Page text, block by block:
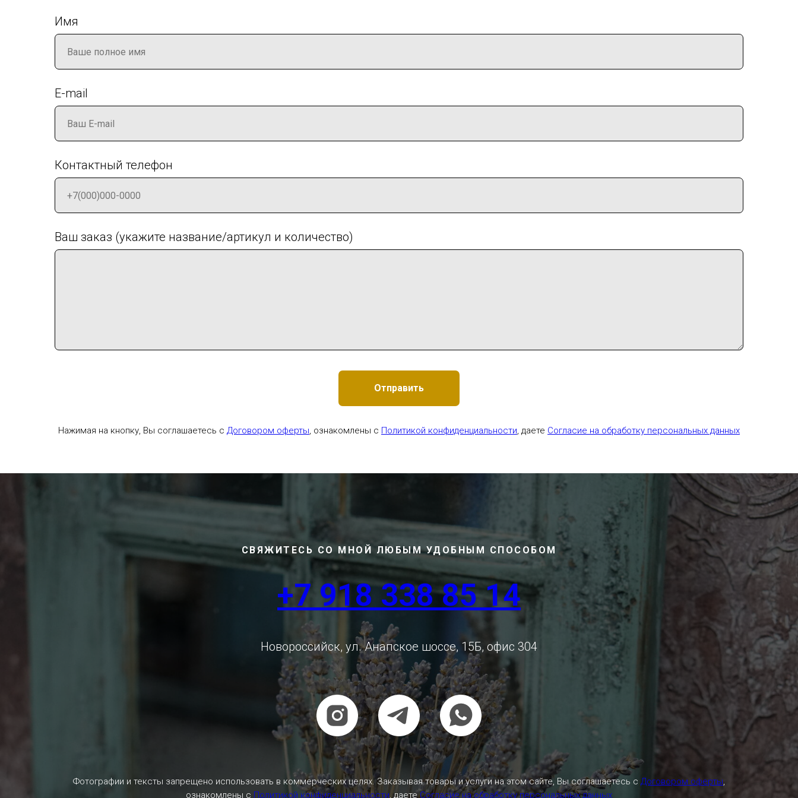
Имя
E-mail
Контактный телефон
Ваш заказ (укажите название/артикул и количество)
Отправить
Нажимая на кнопку, Вы соглашаетесь с Договором оферты , ознакомлены с Политикой конфиденциальности , даете Согласие на обработку персональных данных
СВЯЖИТЕСЬ СО МНОЙ ЛЮБЫМ УДОБНЫМ СПОСОБОМ
+7 918 338 85 14
Новороссийск, ул. Анапское шоссе, 15Б, офис 304
Фотографии и тексты запрещено использовать в коммерческих целях. Заказывая товары и услуги на этом сайте, Вы соглашаетесь с Договором оферты
ознакомлены с Политикой конфиденциальности, даетеСогласие на обработку персональных данных